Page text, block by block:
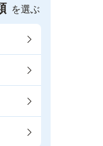
を選ぶ